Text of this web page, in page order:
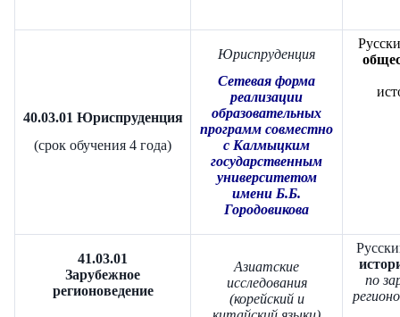
40.03.01 Юриспруденция
(срок обучения 4 года)
Юриспруденция
Сетевая форма
реализации
образовательных
программ совместно
с Калмыцким
государственным
университетом
имени Б.Б.
Городовикова
41.03.01
Зарубежное
регионоведение
Азиатские
исследования
(корейский и
по